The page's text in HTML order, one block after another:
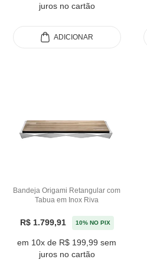
juros no cartão
ADICIONAR
Bandeja Origami Retangular com
Tabua em Inox Riva
R$ 1.799,91 10% NO PIX
em 10x de R$ 199,99 sem
juros no cartão